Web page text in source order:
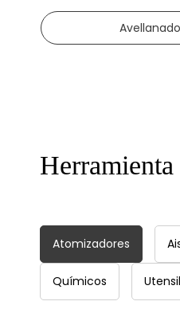
Atomizadores
Químicos